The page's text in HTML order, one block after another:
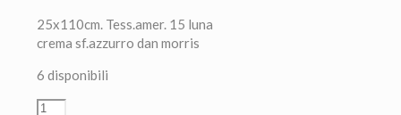
25x110cm. Tess.amer. 15 luna
crema sf.azzurro dan morris
6 disponibili
25x110cm.